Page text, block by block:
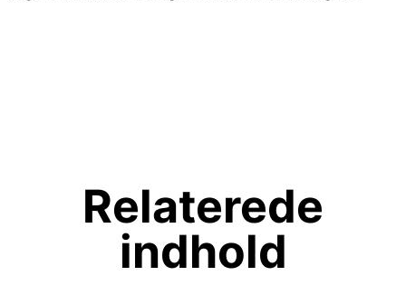
Relaterede
indhold